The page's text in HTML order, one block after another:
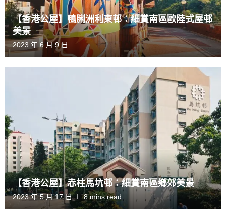
【香港公屋】鴨脷洲利東邨：細賞南區歐陸式屋邨
美景
2023 年 6 月 9 日
【香港公屋】赤柱馬坑邨：細賞南區鄉郊美景
2023 年 5 月 17 日 8 mins read